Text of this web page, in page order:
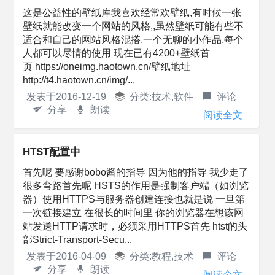
这是公益性的壁纸库我喜欢经常欢壁纸,有时候一张
壁纸就能改变一个网站的风格,,虽然壁纸可能有些不
适合和自己的网站风格混搭,一个无聊的小作品,每个
人都可以尽情的使用 现在已有4200+壁纸首
页 https://oneimg.haotown.cn/壁纸地址
http://t4.haotown.cn/img/...
阅读全文
发表于2016-12-19 分类:技术,软件
评论
分享
朗读
HTST配置中
首先呢 要感谢bobo酱的指导 因为他的指导 我少走了
很多弯路首先呢 HSTS的作用是强制客户端（如浏览
器）使用HTTPS与服务器创建连接也就是说 一旦第
一次链接建立 在很长的时间里 你的浏览器在想该网
站发送HTTP请求时，必须采用HTTPS首先 htst的头
部Strict-Transport-Secu...
发表于2016-04-09 分类:教程,技术
评论
分享
朗读